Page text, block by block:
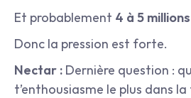
Et probablement 4 à 5 millions
Donc la pression est forte.
Nectar : Dernière question :
t’enthousiasme le plus dans